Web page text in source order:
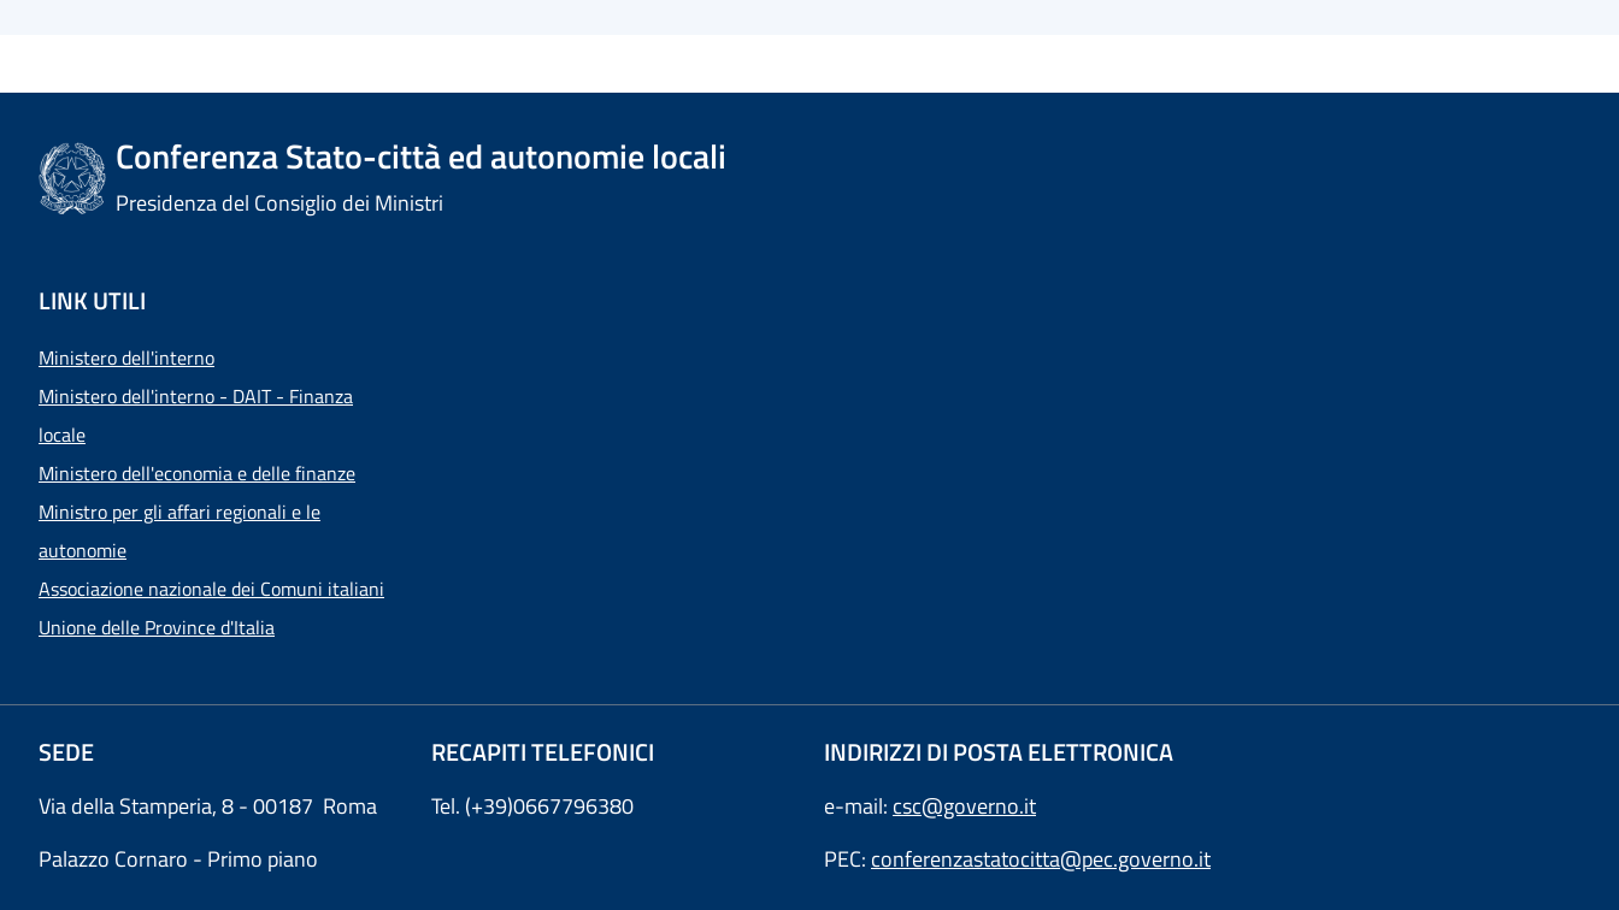
Conferenza Stato-città ed autonomie locali
Presidenza del Consiglio dei Ministri
LINK UTILI
Ministero dell'interno
Ministero dell'interno - DAIT - Finanza
locale
Ministero dell'economia e delle finanze
Ministro per gli affari regionali e le
autonomie
Associazione nazionale dei Comuni italiani
Unione delle Province d'Italia
SEDE
Via della Stamperia, 8 - 00187 Roma
Palazzo Cornaro - Primo piano
RECAPITI TELEFONICI
Tel. (+39)0667796380
INDIRIZZI DI POSTA ELETTRONICA
e-mail: csc@governo.it
PEC: conferenzastatocitta@pec.governo.it